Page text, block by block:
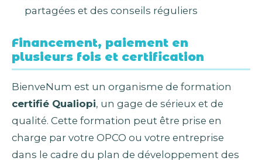
partagées et des conseils réguliers
Financement, paiement en
plusieurs fois et certification
BienveNum est un organisme de formation
certifié Qualiopi, un gage de sérieux et de
qualité. Cette formation peut être prise en
charge par votre OPCO ou votre entreprise
dans le cadre du plan de développement des